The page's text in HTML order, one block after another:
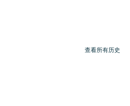
查看所有历史